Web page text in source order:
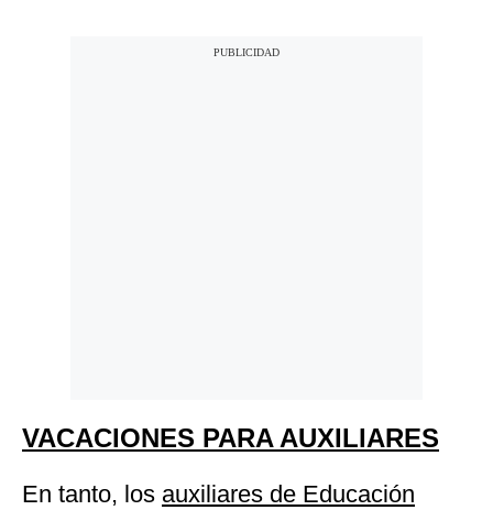
VACACIONES PARA AUXILIARES
En tanto, los auxiliares de Educación